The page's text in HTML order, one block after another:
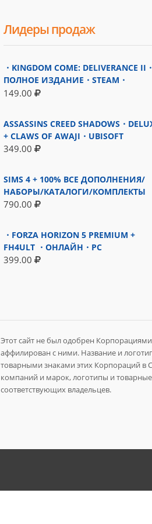
Лидеры продаж
・KINGDOM COME: DELIVERANCE II・
ПОЛНОЕ ИЗДАНИЕ・STEAM・
149.00
ASSASSINS CREED SHADOWS・
+ CLAWS OF AWAJI・UBISOFT
349.00
SIMS 4 + 100% ВСЕ ДОПОЛНЕНИЯ/
НАБОРЫ/КАТАЛОГИ/КОМПЛЕКТЫ
790.00
・FORZA HORIZON 5 PREMIUM +
FH4ULT ・ОНЛАЙН・PC
399.00
Этот сайт не был одобрен
аффилирован с ними. Название и
товарными знаками этих Корпораций в
компаний и марок, логотипы и
соответствующих владельцев.